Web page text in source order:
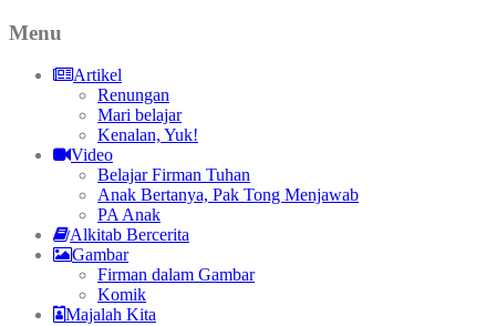
Menu
Artikel
Renungan
Mari belajar
Kenalan, Yuk!
Video
Belajar Firman Tuhan
Anak Bertanya, Pak Tong Menjawab
PA Anak
Alkitab Bercerita
Gambar
Firman dalam Gambar
Komik
Majalah Kita